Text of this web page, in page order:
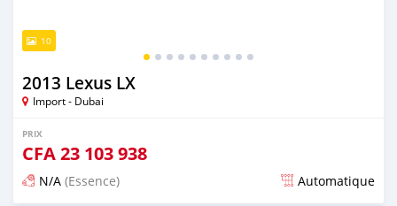
10
2013 Lexus LX
Import - Dubai
PRIX
CFA23 103 938
N/A (Essence) Automatique